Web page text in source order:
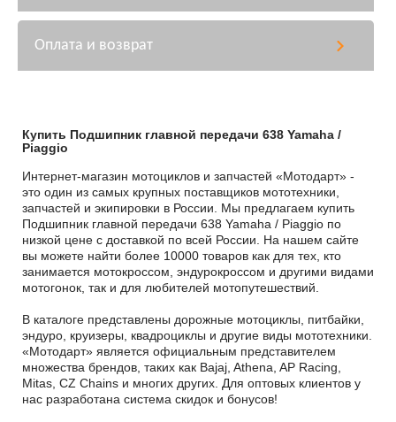
Оплата и возврат
Купить Подшипник главной передачи 638 Yamaha /
Piaggio
Интернет-магазин мотоциклов и запчастей «Мотодарт» -
это один из самых крупных поставщиков мототехники,
запчастей и экипировки в России. Мы предлагаем купить
Подшипник главной передачи 638 Yamaha / Piaggio по
низкой цене с доставкой по всей России. На нашем сайте
вы можете найти более 10000 товаров как для тех, кто
занимается мотокроссом, эндурокроссом и другими видами
мотогонок, так и для любителей мотопутешествий.
В каталоге представлены дорожные мотоциклы, питбайки,
эндуро, круизеры, квадроциклы и другие виды мототехники.
«Мотодарт» является официальным представителем
множества брендов, таких как Bajaj, Athena, AP Racing,
Mitas, CZ Chains и многих других. Для оптовых клиентов у
нас разработана система скидок и бонусов!